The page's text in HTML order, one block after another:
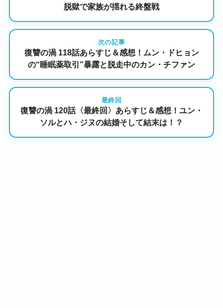
脱獄で家族が揺れる終盤戦
次の記事
復讐の渦 118話あらすじ＆感想！ムン・ドヒョン
の“睡眠薬取引”暴露と脱走中のカン・チファン
最終回
復讐の渦 120話〈最終回〉あらすじ＆感想！ユン・
ソルとハ・ジヌの結婚そして結末は！？